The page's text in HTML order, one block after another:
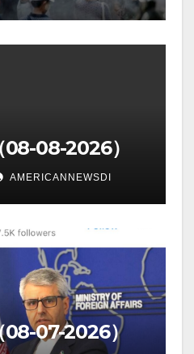
08-08-2026）
AMERICANNEWSDI
08-07-2026）